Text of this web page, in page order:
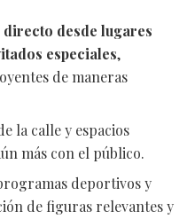
desde lugares
especiales,
de maneras
la calle y espacios
más con el público.
deportivos y
de figuras relevantes y